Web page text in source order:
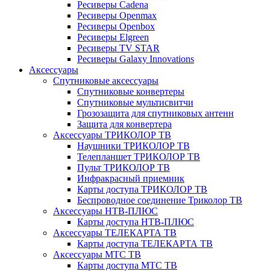
Ресиверы Cadena
Ресиверы Openmax
Ресиверы Openbox
Ресиверы Elgreen
Ресиверы TV STAR
Ресиверы Galaxy Innovations
Аксессуары
Спутниковые аксессуары
Спутниковые конвертеры
Спутниковые мультисвитчи
Грозозащита для спутниковых антенн
Защита для конвертера
Аксессуары ТРИКОЛОР ТВ
Наушники ТРИКОЛОР ТВ
Телепланшет ТРИКОЛОР ТВ
Пульт ТРИКОЛОР ТВ
Инфракрасный приемник
Карты доступа ТРИКОЛОР ТВ
Беспроводное соединение Триколор ТВ
Аксессуары НТВ-ПЛЮС
Карты доступа НТВ-ПЛЮС
Аксессуары ТЕЛЕКАРТА ТВ
Карты доступа ТЕЛЕКАРТА ТВ
Аксессуары МТС ТВ
Карты доступа МТС ТВ